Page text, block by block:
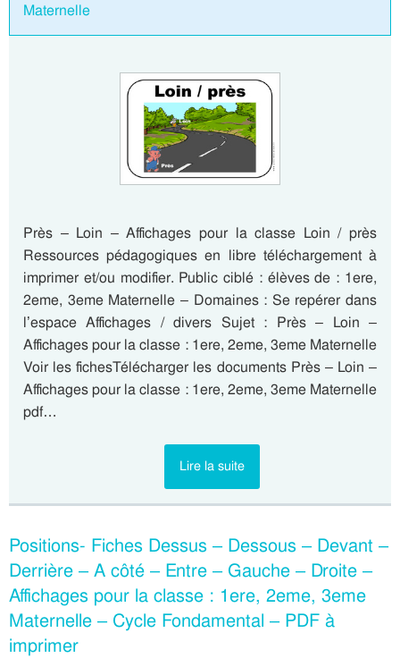
Maternelle
Près – Loin – Affichages pour la classe Loin / près
Ressources pédagogiques en libre téléchargement à
imprimer et/ou modifier. Public ciblé : élèves de : 1ere,
2eme, 3eme Maternelle – Domaines : Se repérer dans
l’espace Affichages / divers Sujet : Près – Loin –
Affichages pour la classe : 1ere, 2eme, 3eme Maternelle
Voir les fichesTélécharger les documents Près – Loin –
Affichages pour la classe : 1ere, 2eme, 3eme Maternelle
pdf…
Lire la suite
Positions- Fiches Dessus – Dessous – Devant –
Derrière – A côté – Entre – Gauche – Droite –
Affichages pour la classe : 1ere, 2eme, 3eme
Maternelle – Cycle Fondamental – PDF à
imprimer